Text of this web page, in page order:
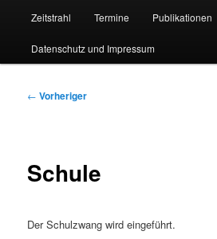
Zeitstrahl Termine Publikationen
Datenschutz und Impressum
Beitragsnavigation
← Vorheriger
Schule
Der Schulzwang wird eingeführt.